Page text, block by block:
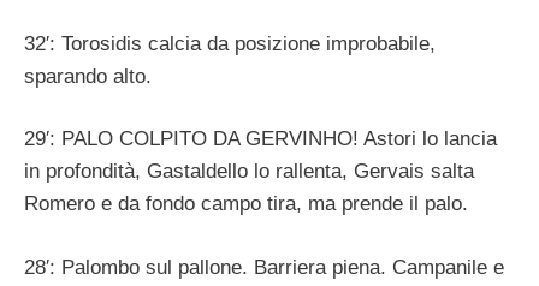
32′: Torosidis calcia da posizione improbabile,
sparando alto.
29′: PALO COLPITO DA GERVINHO! Astori lo lancia
in profondità, Gastaldello lo rallenta, Gervais salta
Romero e da fondo campo tira, ma prende il palo.
28′: Palombo sul pallone. Barriera piena. Campanile e